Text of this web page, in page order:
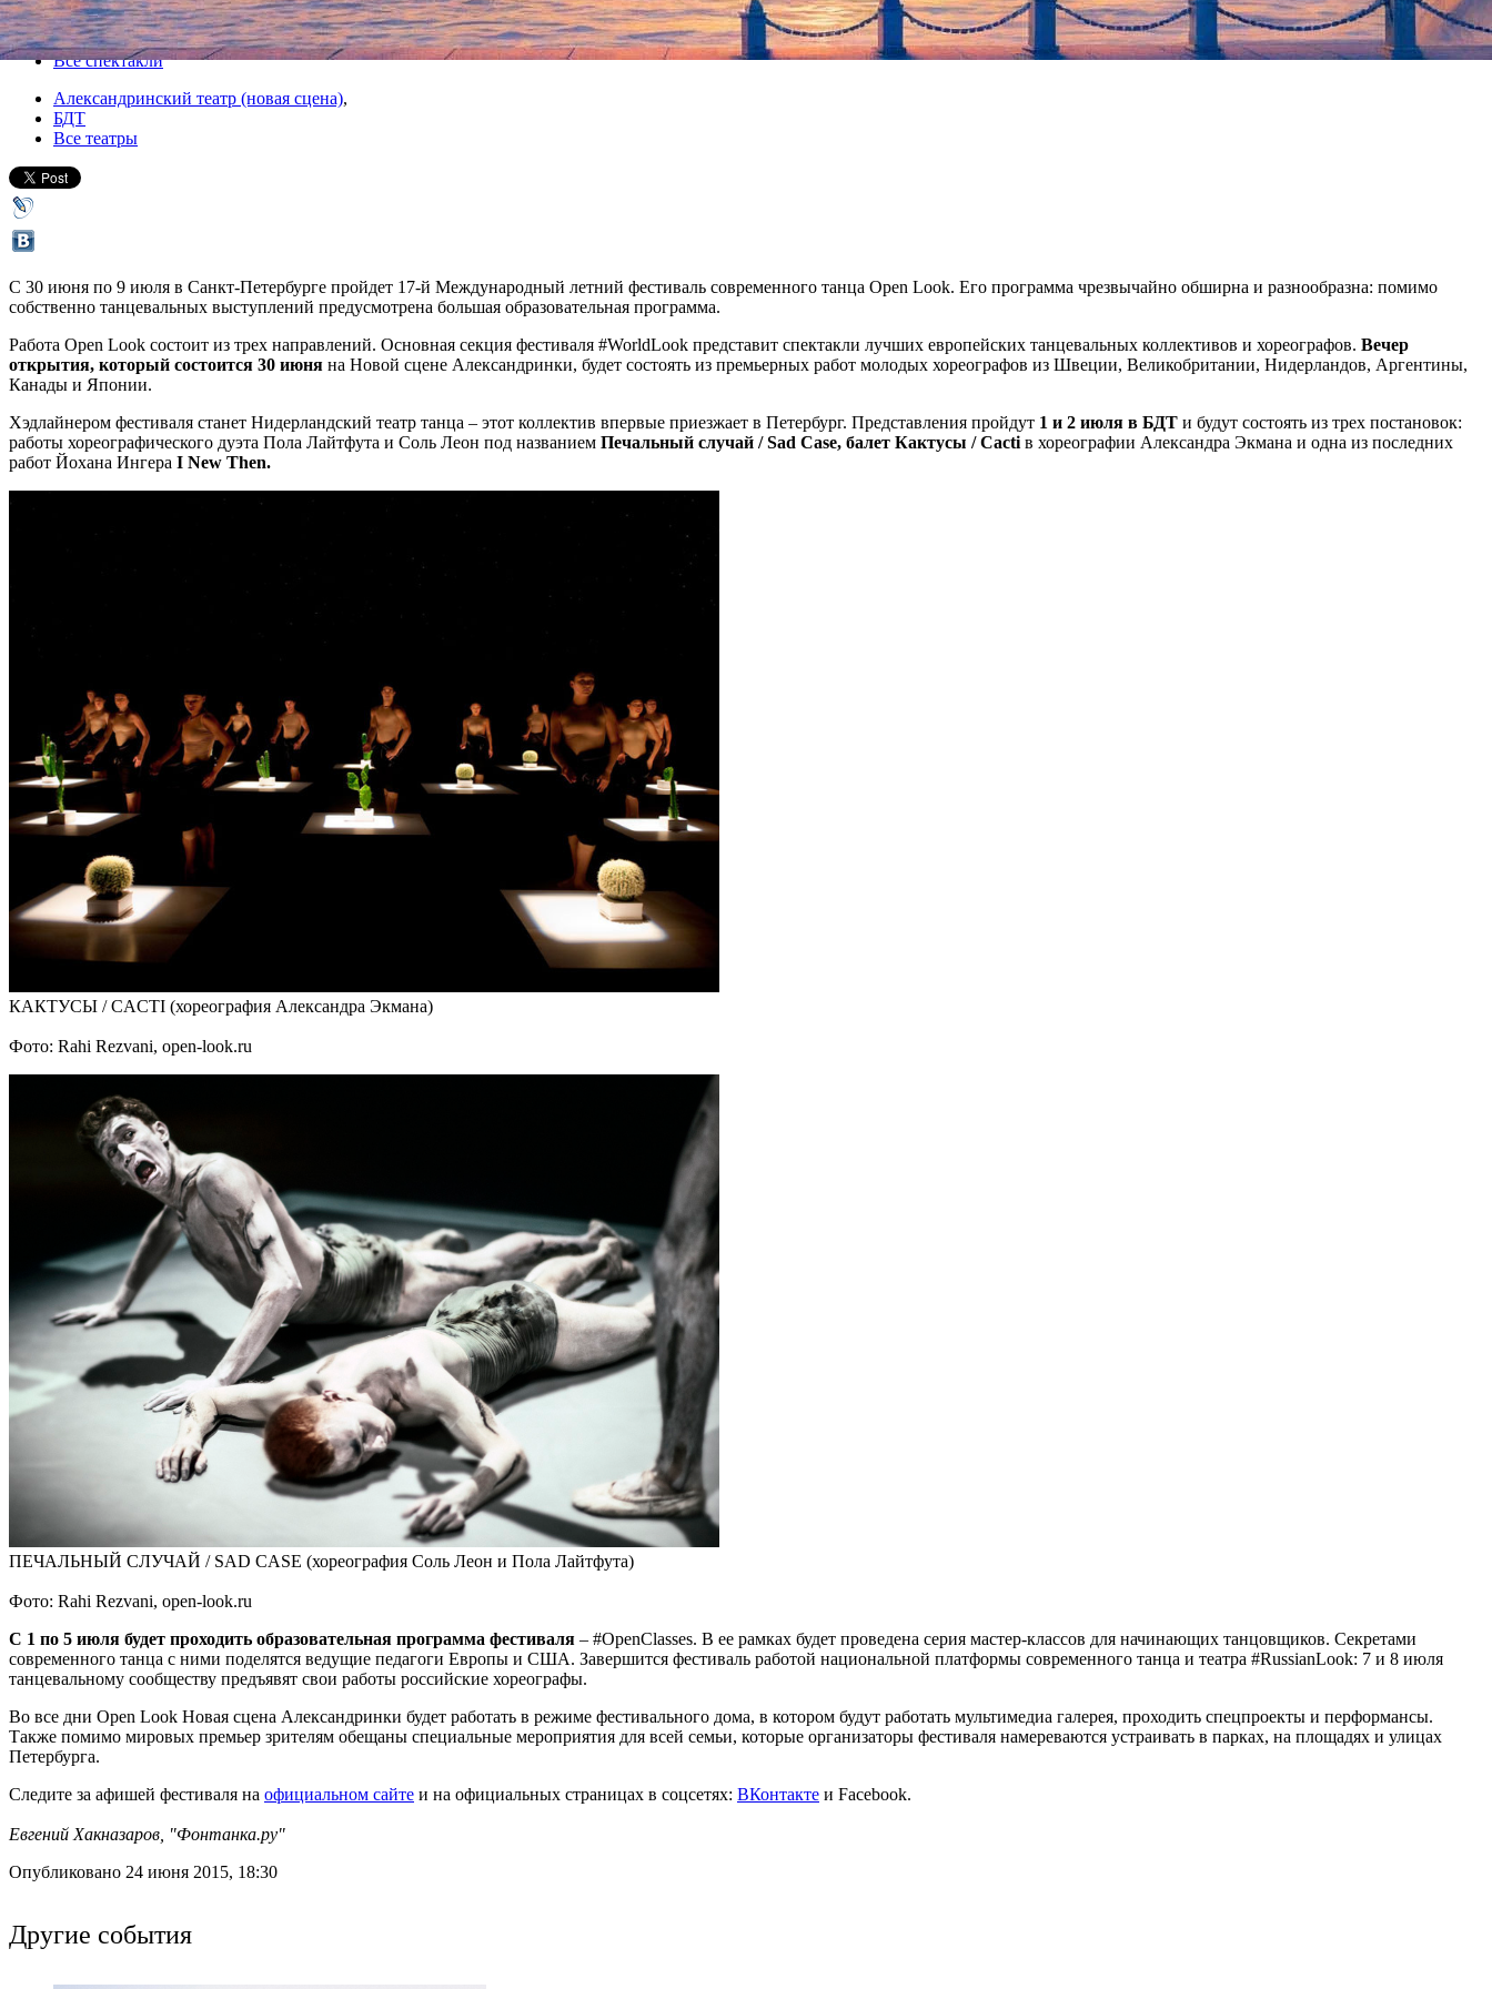
Все афиша плюс
Все спектакли
Александринский театр (новая сцена),
БДТ
Все театры
С 30 июня по 9 июля в Санкт-Петербурге пройдет 17-й Международный летний фестиваль современного танца Open Look. Его программа чрезвычайно обширна и разнообразна: помимо
собственно танцевальных выступлений предусмотрена большая образовательная программа.
Работа Open Look состоит из трех направлений. Основная секция фестиваля #WorldLook представит спектакли лучших европейских танцевальных коллективов и хореографов. Вечер
открытия, который состоится 30 июня на Новой сцене Александринки, будет состоять из премьерных работ молодых хореографов из Швеции, Великобритании, Нидерландов, Аргентины,
Канады и Японии.
Хэдлайнером фестиваля станет Нидерландский театр танца – этот коллектив впервые приезжает в Петербург. Представления пройдут 1 и 2 июля в БДТ и будут состоять из трех постановок:
работы хореографического дуэта Пола Лайтфута и Соль Леон под названием Печальный случай / Sad Case, балет Кактусы / Cacti в хореографии Александра Экмана и одна из последних
работ Йохана Ингера I New Then.
КАКТУСЫ / CACTI (хореография Александра Экмана)
Фото: Rahi Rezvani, open-look.ru
ПЕЧАЛЬНЫЙ СЛУЧАЙ / SAD CASE (хореография Соль Леон и Пола Лайтфута)
Фото: Rahi Rezvani, open-look.ru
С 1 по 5 июля будет проходить образовательная программа фестиваля – #OpenClasses. В ее рамках будет проведена серия мастер-классов для начинающих танцовщиков. Секретами
современного танца с ними поделятся ведущие педагоги Европы и США. Завершится фестиваль работой национальной платформы современного танца и театра #RussianLook: 7 и 8 июля
танцевальному сообществу предъявят свои работы российские хореографы.
Во все дни Open Look Новая сцена Александринки будет работать в режиме фестивального дома, в котором будут работать мультимедиа галерея, проходить спецпроекты и перформансы.
Также помимо мировых премьер зрителям обещаны специальные мероприятия для всей семьи, которые организаторы фестиваля намереваются устраивать в парках, на площадях и улицах
Петербурга.
Следите за афишей фестиваля на официальном сайте и на официальных страницах в соцсетях: ВКонтакте и Facebook.
Евгений Хакназаров, "Фонтанка.ру"
Опубликовано 24 июня 2015, 18:30
Другие события